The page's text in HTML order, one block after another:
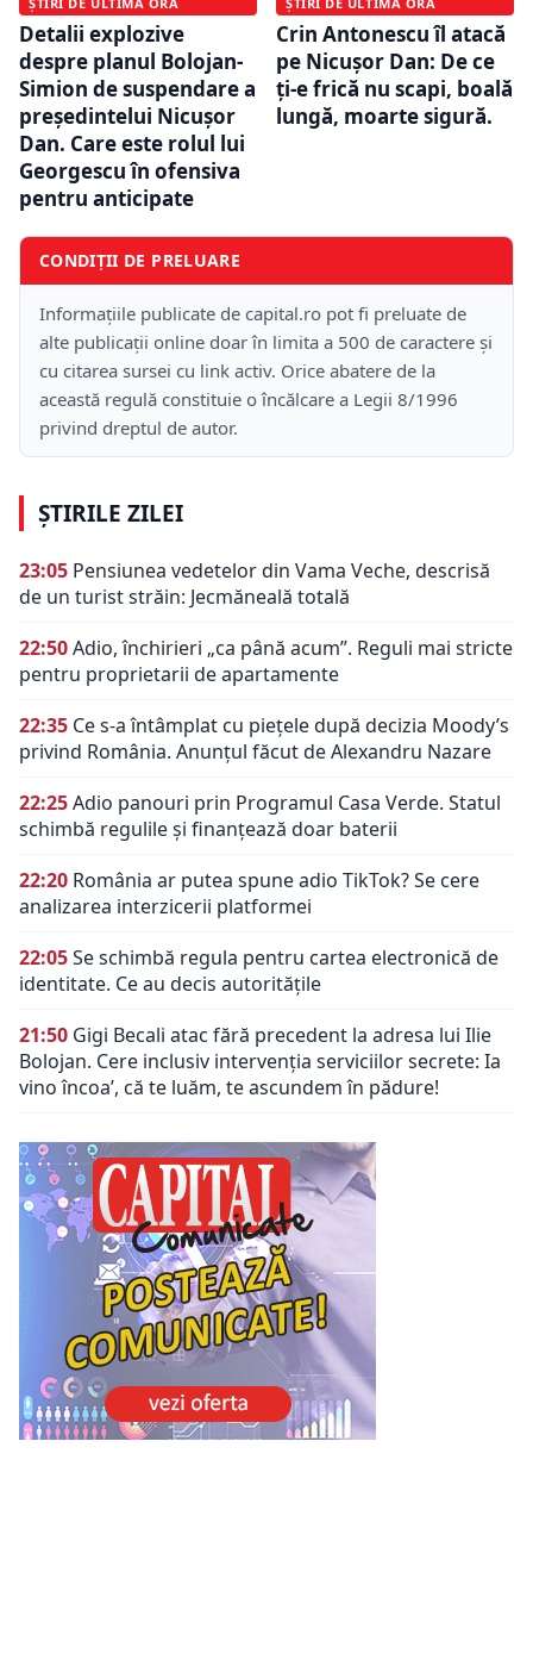
Detalii explozive
despre planul Bolojan-
Simion de suspendare a
președintelui Nicușor
Dan. Care este rolul lui
Georgescu în ofensiva
pentru anticipate
Crin Antonescu îl atacă
pe Nicușor Dan: De ce
ți-e frică nu scapi, boală
lungă, moarte sigură.
CONDIȚII DE PRELUARE
Informațiile publicate de capital.ro pot fi preluate de
alte publicații online doar în limita a 500 de caractere și
cu citarea sursei cu link activ. Orice abatere de la
această regulă constituie o încălcare a Legii 8/1996
privind dreptul de autor.
ȘTIRILE ZILEI
23:05 Pensiunea vedetelor din Vama Veche, descrisă
de un turist străin: Jecmăneală totală
22:50Adio, închirieri „ca până acum”. Reguli mai stricte
pentru proprietarii de apartamente
22:35 Ce s-a întâmplat cu piețele după decizia Moody’s
privind România. Anunțul făcut de Alexandru Nazare
22:25Adio panouri prin Programul Casa Verde. Statul
schimbă regulile și finanțează doar baterii
22:20 România ar putea spune adio TikTok? Se cere
analizarea interzicerii platformei
22:05Se schimbă regula pentru cartea electronică de
identitate. Ce au decis autoritățile
21:50 Gigi Becali atac fără precedent la adresa lui Ilie
Bolojan. Cere inclusiv intervenția serviciilor secrete: Ia
vino încoa’, că te luăm, te ascundem în pădure!